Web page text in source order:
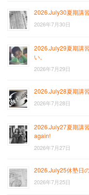
2026.July30夏期講
2026年7月30日
2026.July29夏期講
い。
2026年7月29日
2026.July28夏期講
2026年7月28日
2026.July27夏期講
again!
2026年7月27日
2026.July25休塾日
2026年7月25日